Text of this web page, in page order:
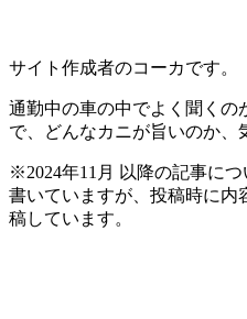
サイト作成者のコーカです。
通勤中の車の中でよく聞くの
で、どんなカニが旨いのか、
※2024年11月 以降の記事に
書いていますが、投稿時に内
稿しています。